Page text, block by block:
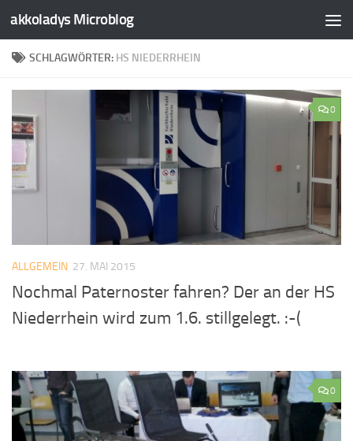
Zum Inhalt springen
akkoladys Microblog
SCHLAGWÖRTER: HS NIEDERRHEIN
0
ALLGEMEIN 27. MAI 2015
Nochmal Paternoster fahren? Der an der HS
Niederrhein wird zum 1.6. stillgelegt. :-(
0